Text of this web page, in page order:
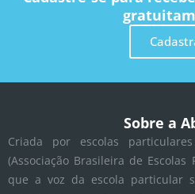
Sobre a
Criada por escolas
(Associação Brasileira de
que a voz da escola particular